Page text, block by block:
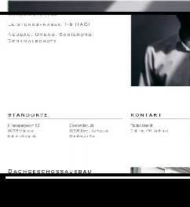
Florian Brandl ist Architekt
Bayerischen
GSAP Animationen
Webdesign, SEO, SEA